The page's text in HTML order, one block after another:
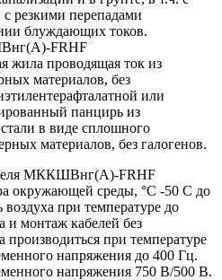
резкими перепадами
блуждающих токов.
FRHF
жила проводящая ток из
материалов, без
или
панцирь из
в виде сплошного
материалов, без галогенов.
МККШВнг(А)-FRHF
окружающей среды, °С -50 С до
при температуре до
и монтаж кабелей без
производиться при температуре
напряжения до 400 Гц.
напряжения 750 В/500 В.